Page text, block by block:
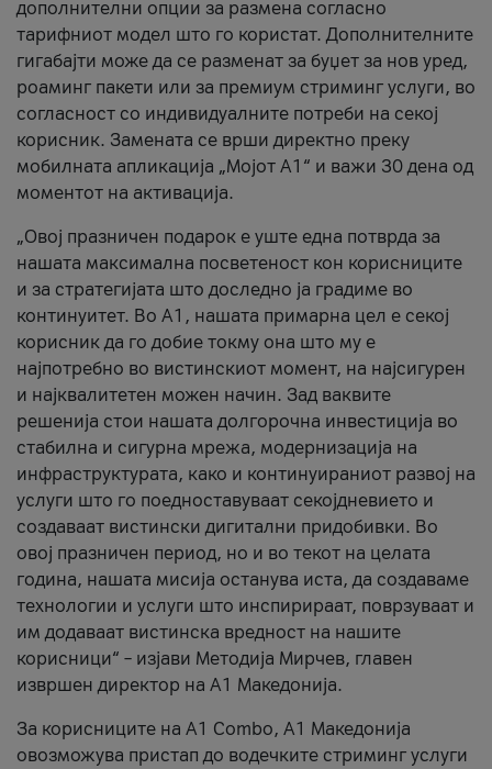
дополнителни опции за размена согласно
тарифниот модел што го користат. Дополнителните
гигабајти може да се разменат за буџет за нов уред,
роаминг пакети или за премиум стриминг услуги, во
согласност со индивидуалните потреби на секој
корисник. Замената се врши директно преку
мобилната апликација „Мојот А1“ и важи 30 дена од
моментот на активација.
„Овој празничен подарок е уште една потврда за
нашата максимална посветеност кон корисниците
и за стратегијата што доследно ја градиме во
континуитет. Во А1, нашата примарна цел е секој
корисник да го добие токму она што му е
најпотребно во вистинскиот момент, на најсигурен
и најквалитетен можен начин. Зад ваквите
решенија стои нашата долгорочна инвестиција во
стабилна и сигурна мрежа, модернизација на
инфраструктурата, како и континуираниот развој на
услуги што го поедноставуваат секојдневието и
создаваат вистински дигитални придобивки. Во
овој празничен период, но и во текот на целата
година, нашата мисија останува иста, да создаваме
технологии и услуги што инспирираат, поврзуваат и
им додаваат вистинска вредност на нашите
корисници“ – изјави Методија Мирчев, главен
извршен директор на А1 Македонија.
За корисниците на A1 Combo, А1 Македонија
овозможува пристап до водечките стриминг услуги